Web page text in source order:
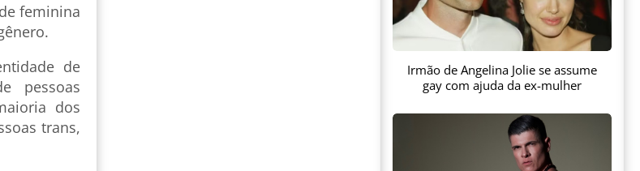
feminina
de
pessoas
dos
trans,
Irmão de Angelina Jolie se assume
gay com ajuda da ex-mulher